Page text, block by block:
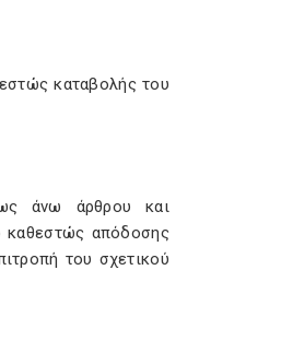
καταβολής του
ως άνω άρθρου και
καθεστώς απόδοσης
του σχετικού